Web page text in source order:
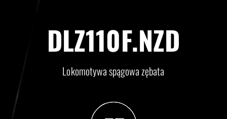
DLZ110F.NZD
Lokomotywa spągowa zębata